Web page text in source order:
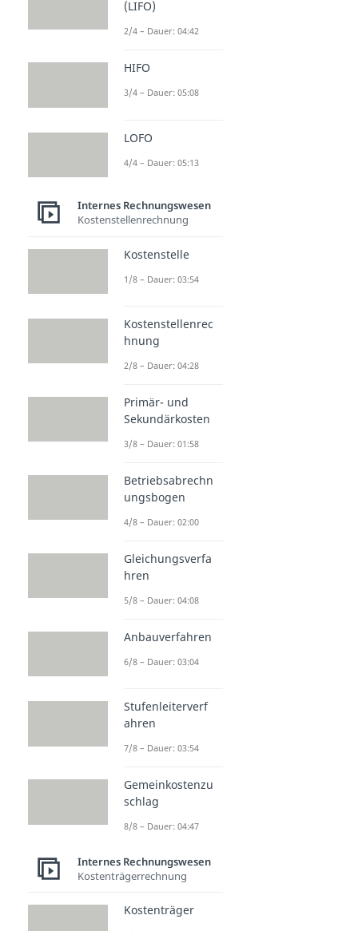
(LIFO)
2/4 – Dauer: 04:42
HIFO
3/4 – Dauer: 05:08
LOFO
4/4 – Dauer: 05:13
Internes Rechnungswesen
Kostenstellenrechnung
Kostenstelle
1/8 – Dauer: 03:54
Kostenstellenrec
hnung
2/8 – Dauer: 04:28
Primär- und
Sekundärkosten
3/8 – Dauer: 01:58
Betriebsabrechn
ungsbogen
4/8 – Dauer: 02:00
Gleichungsverfa
hren
5/8 – Dauer: 04:08
Anbauverfahren
6/8 – Dauer: 03:04
Stufenleiterverf
ahren
7/8 – Dauer: 03:54
Gemeinkostenzu
schlag
8/8 – Dauer: 04:47
Internes Rechnungswesen
Kostenträgerrechnung
Kostenträger